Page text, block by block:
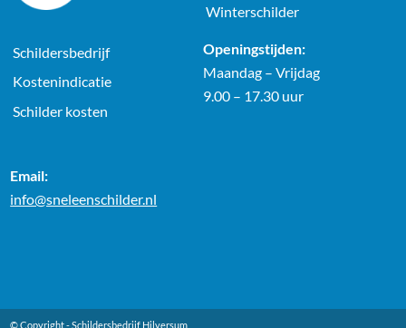
Winterschilder
Schildersbedrijf
Kostenindicatie
Schilder kosten
Openingstijden:
Maandag – Vrijdag
9.00 – 17.30 uur
Email:
info@sneleenschilder.nl
© Copyright -Schildersbedrijf Hilversum